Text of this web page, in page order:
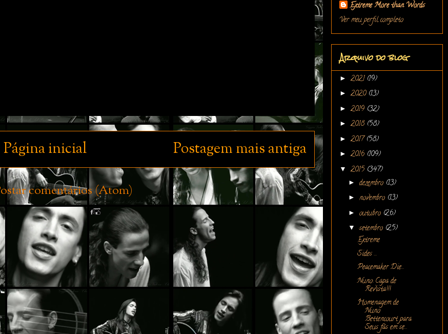
Postagem mais antiga
Página inicial
comentários (Atom)
Extreme More than Words
Ver meu perfil completo
Arquivo do blog
► 2021 (19)
► 2020 (13)
► 2019 (32)
► 2018 (58)
► 2017(58)
► 2016 (109)
▼ 2015 (347)
► dezembro (13)
► novembro (13)
► outubro (26)
▼setembro (25)
Extreme
Sides ...
Peacemaker Die...
Nuno: Capa de
Revista!!!
Homenagem de
Nuno
Bettencourt para
Seus fãs em se...